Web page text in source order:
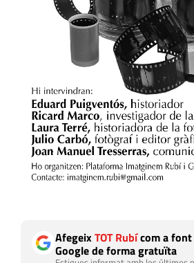
AfegeixTOT Rubícom a font
Google de forma gratuïta